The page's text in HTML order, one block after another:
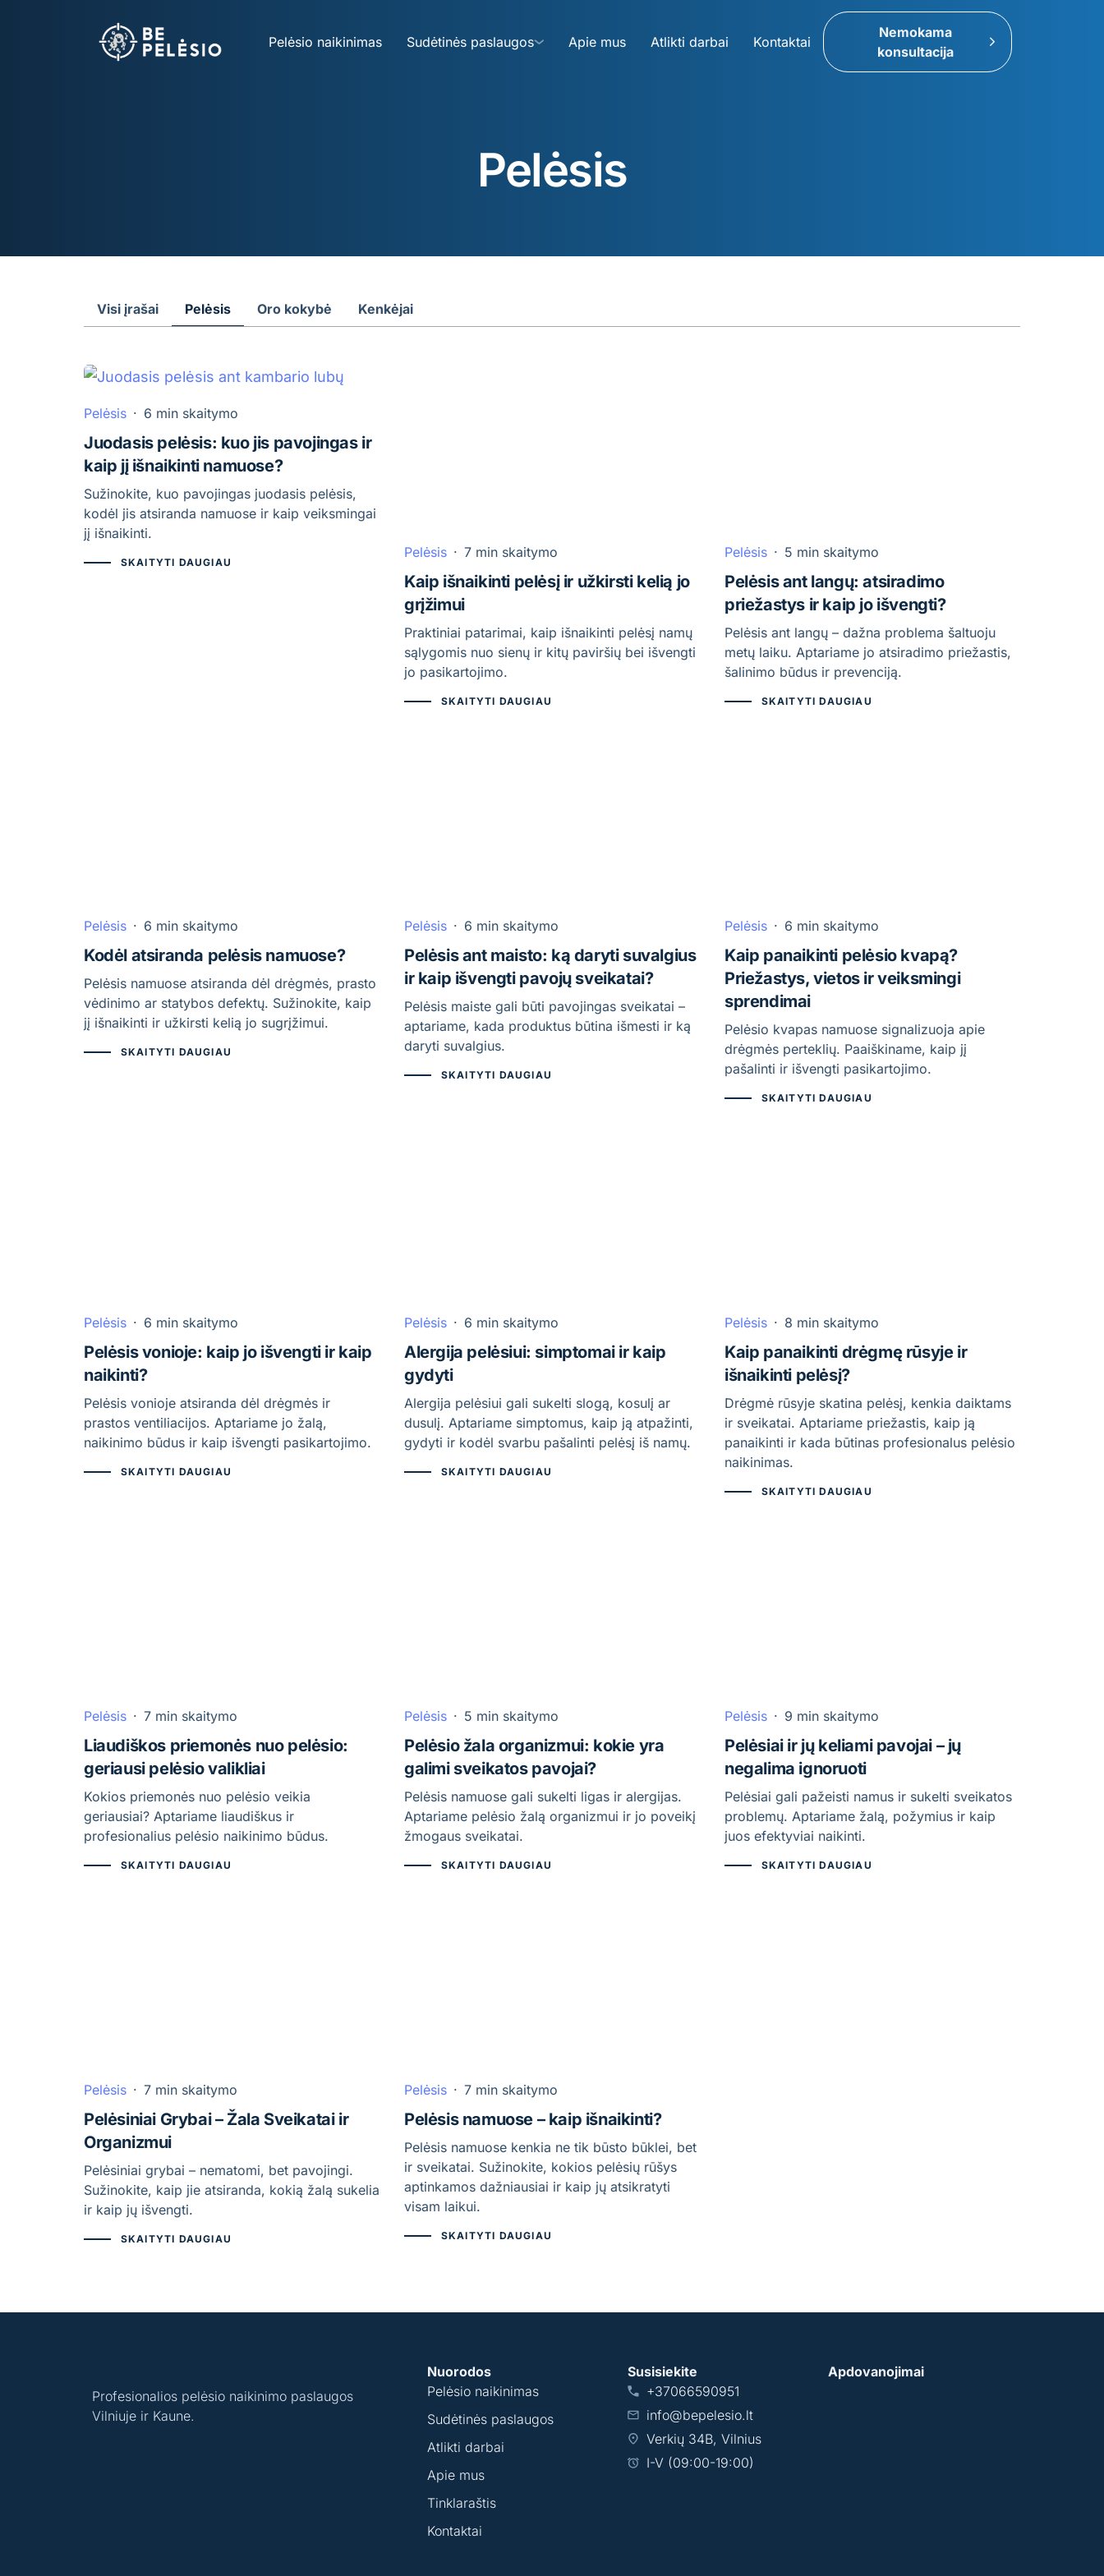
Pelėsio naikinimas Sudėtinės paslaugos Apie mus Atlikti darbai Kontaktai
Nemokama
konsultacija
Pelėsis
Visi įrašai Pelėsis Oro kokybė Kenkėjai
Pelėsis · 6 min skaitymo
Juodasis pelėsis: kuo jis pavojingas ir
kaip jį išnaikinti namuose?
Sužinokite, kuo pavojingas juodasis pelėsis,
kodėl jis atsiranda namuose ir kaip veiksmingai
jį išnaikinti.
SKAITYTI DAUGIAU
Pelėsis · 7 min skaitymo
Kaip išnaikinti pelėsį ir užkirsti kelią jo
grįžimui
Praktiniai patarimai, kaip išnaikinti pelėsį namų
sąlygomis nuo sienų ir kitų paviršių bei išvengti
jo pasikartojimo.
SKAITYTI DAUGIAU
Pelėsis · 5 min skaitymo
Pelėsis ant langų: atsiradimo
priežastys ir kaip jo išvengti?
Pelėsis ant langų – dažna problema šaltuoju
metų laiku. Aptariame jo atsiradimo priežastis,
šalinimo būdus ir prevenciją.
SKAITYTI DAUGIAU
Pelėsis · 6 min skaitymo
Kodėl atsiranda pelėsis namuose?
Pelėsis namuose atsiranda dėl drėgmės, prasto
vėdinimo ar statybos defektų. Sužinokite, kaip
jį išnaikinti ir užkirsti kelią jo sugrįžimui.
SKAITYTI DAUGIAU
Pelėsis · 6 min skaitymo
Pelėsis ant maisto: ką daryti suvalgius
ir kaip išvengti pavojų sveikatai?
Pelėsis maiste gali būti pavojingas sveikatai –
aptariame, kada produktus būtina išmesti ir ką
daryti suvalgius.
SKAITYTI DAUGIAU
Pelėsis · 6 min skaitymo
Kaip panaikinti pelėsio kvapą?
Priežastys, vietos ir veiksmingi
sprendimai
Pelėsio kvapas namuose signalizuoja apie
drėgmės perteklių. Paaiškiname, kaip jį
pašalinti ir išvengti pasikartojimo.
SKAITYTI DAUGIAU
Pelėsis · 6 min skaitymo
Pelėsis vonioje: kaip jo išvengti ir kaip
naikinti?
Pelėsis vonioje atsiranda dėl drėgmės ir
prastos ventiliacijos. Aptariame jo žalą,
naikinimo būdus ir kaip išvengti pasikartojimo.
SKAITYTI DAUGIAU
Pelėsis · 6 min skaitymo
Alergija pelėsiui: simptomai ir kaip
gydyti
Alergija pelėsiui gali sukelti slogą, kosulį ar
dusulį. Aptariame simptomus, kaip ją atpažinti,
gydyti ir kodėl svarbu pašalinti pelėsį iš namų.
SKAITYTI DAUGIAU
Pelėsis · 8 min skaitymo
Kaip panaikinti drėgmę rūsyje ir
išnaikinti pelėsį?
Drėgmė rūsyje skatina pelėsį, kenkia daiktams
ir sveikatai. Aptariame priežastis, kaip ją
panaikinti ir kada būtinas profesionalus pelėsio
naikinimas.
SKAITYTI DAUGIAU
Pelėsis · 7 min skaitymo
Liaudiškos priemonės nuo pelėsio:
geriausi pelėsio valikliai
Kokios priemonės nuo pelėsio veikia
geriausiai? Aptariame liaudiškus ir
profesionalius pelėsio naikinimo būdus.
SKAITYTI DAUGIAU
Pelėsis · 5 min skaitymo
Pelėsio žala organizmui: kokie yra
galimi sveikatos pavojai?
Pelėsis namuose gali sukelti ligas ir alergijas.
Aptariame pelėsio žalą organizmui ir jo poveikį
žmogaus sveikatai.
SKAITYTI DAUGIAU
Pelėsis · 9 min skaitymo
Pelėsiai ir jų keliami pavojai – jų
negalima ignoruoti
Pelėsiai gali pažeisti namus ir sukelti sveikatos
problemų. Aptariame žalą, požymius ir kaip
juos efektyviai naikinti.
SKAITYTI DAUGIAU
Pelėsis · 7 min skaitymo
Pelėsiniai Grybai – Žala Sveikatai ir
Organizmui
Pelėsiniai grybai – nematomi, bet pavojingi.
Sužinokite, kaip jie atsiranda, kokią žalą sukelia
ir kaip jų išvengti.
SKAITYTI DAUGIAU
Pelėsis · 7 min skaitymo
Pelėsis namuose – kaip išnaikinti?
Pelėsis namuose kenkia ne tik būsto būklei, bet
ir sveikatai. Sužinokite, kokios pelėsių rūšys
aptinkamos dažniausiai ir kaip jų atsikratyti
visam laikui.
SKAITYTI DAUGIAU
Profesionalios pelėsio naikinimo paslaugos
Vilniuje ir Kaune.
Nuorodos
Pelėsio naikinimas
Sudėtinės paslaugos
Atlikti darbai
Apie mus
Tinklaraštis
Kontaktai
Susisiekite
+37066590951
info@bepelesio.lt
Verkių 34B, Vilnius
I-V (09:00-19:00)
Apdovanojimai